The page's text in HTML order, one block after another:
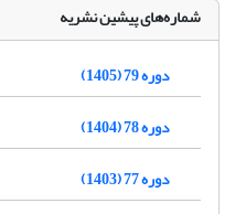
شماره‌های پیشین نشریه
دوره 79 (1405)
دوره 78 (1404)
دوره 77 (1403)